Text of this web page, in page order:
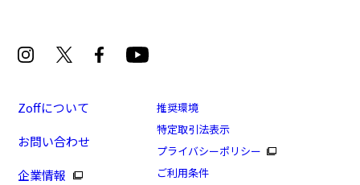
Zoffについて
お問い合わせ
企業情報
推奨環境
特定取引法表示
プライバシーポリシー
ご利用条件